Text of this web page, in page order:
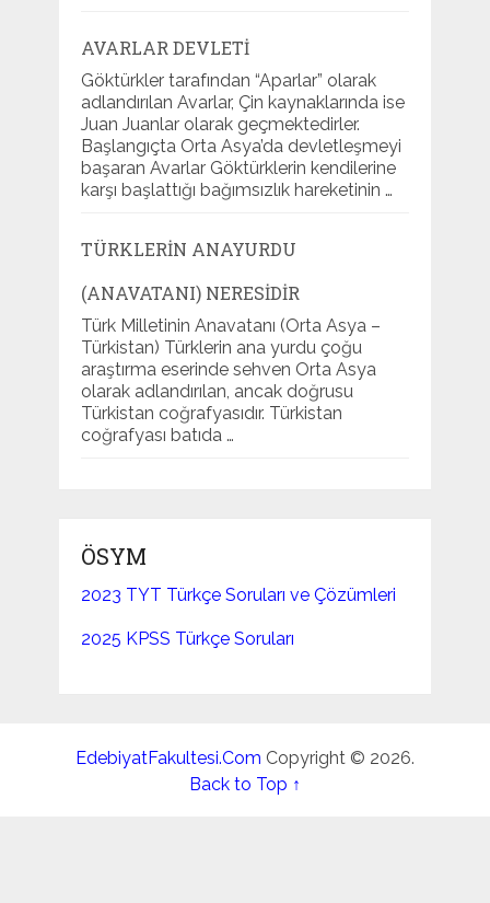
AVARLAR DEVLETI
Göktürkler tarafından “Aparlar” olarak
adlandırılan Avarlar, Çin kaynaklarında ise
Juan Juanlar olarak geçmektedirler.
Başlangıçta Orta Asya’da devletleşmeyi
başaran Avarlar Göktürklerin kendilerine
karşı başlattığı bağımsızlık hareketinin …
TÜRKLERIN ANAYURDU
(ANAVATANI) NERESIDIR
Türk Milletinin Anavatanı (Orta Asya –
Türkistan) Türklerin ana yurdu çoğu
araştırma eserinde sehven Orta Asya
olarak adlandırılan, ancak doğrusu
Türkistan coğrafyasıdır. Türkistan
coğrafyası batıda …
ÖSYM
2023 TYT Türkçe Soruları ve Çözümleri
2025 KPSS Türkçe Soruları
EdebiyatFakultesi.Com Copyright © 2026.
Back to Top ↑